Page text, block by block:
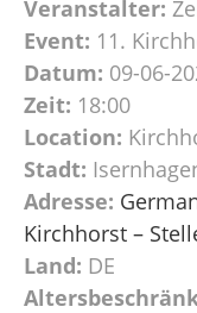
Veranstalter:
Event: 11.
Datum: 09-06-
Zeit: 18:00
Location:
Stadt:
Adresse:
Kirchhorst –
Land: DE